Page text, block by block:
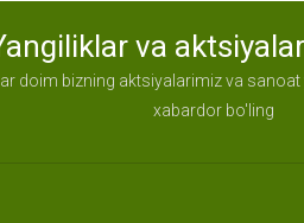
va aktsiyalar
doim bizning aktsiyalarimiz va sanoat
xabardor bo'ling